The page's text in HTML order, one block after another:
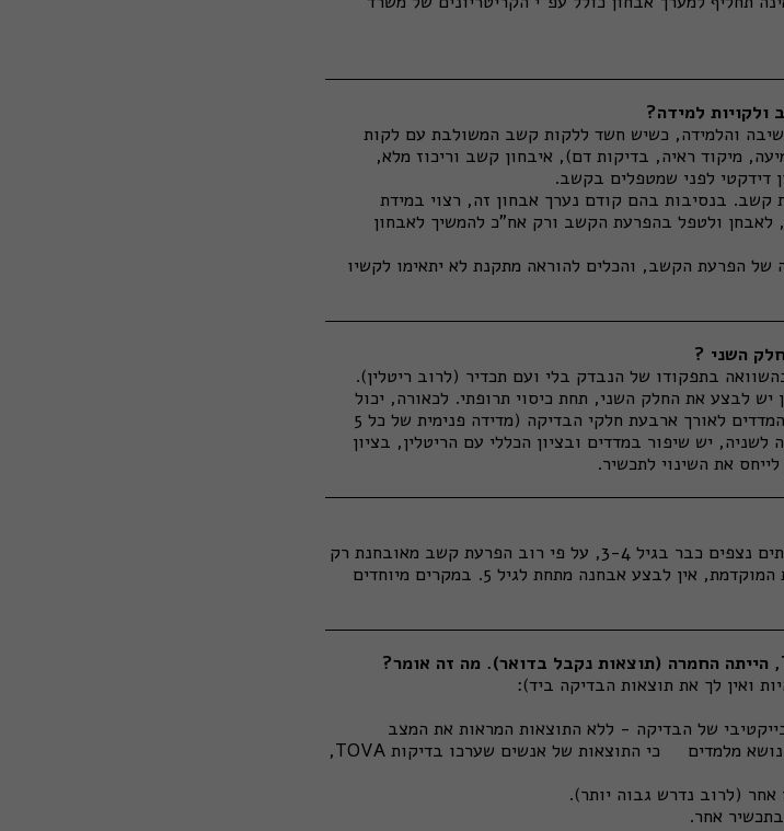
למידה?
והלמידה, כשיש חשד ללקות קשב המשולבת עם לקות
מיקוד ראיה, בדיקות דם), איבחון קשב וריכוז מלא,
דידקטי לפני שמטפלים בקשב.
קשב. בנסיבות בהם קודם נערך אבחון זה, רצוי במידת
לאבחן ולטפל בהפרעת הקשב ורק אח"כ להמשיך לאבחון
של הפרעת הקשב, והכלים להוראה מתקנת לא יתאימו לקשיו
בתפקודו של הנבדק בלי ועם תכדיר (לרוב ריטלין).
לבצע את החלק השני, תחת כיסוי תרופתי. לכאורה, יכול
להיות שהציון הכללי יהיה תקין, אבל עיון בארבעת המדדים לאורך ארבעת חלקי הבדיקה (מדידה פנימית של כל 5
יש שיפור במדדים ובציון הכללי עם הריטלין, בציון
למרות שהמאפיינים המוקדמים של הפרעת קשב לעיתים נצפים כבר בגיל 3-4, על פי רוב הפרעת קשב מאובחנת רק
לאחר גיל 5. גם כאשר רואים היפראקטיביות בילדות המוקדמת, אין לבצע אבחנה מתחת לגיל 5. במקרים מיוחדים
של הבדיקה - ללא התוצאות המראות את המצב
האובייקטיבי של הבדיקה לא ניתן לדעת. מחקרים בנושא מלמדים כי התוצאות של אנשים שערכו בדיקות TOVA,
אחר (לרוב נדרש גבוה יותר).
אחר.